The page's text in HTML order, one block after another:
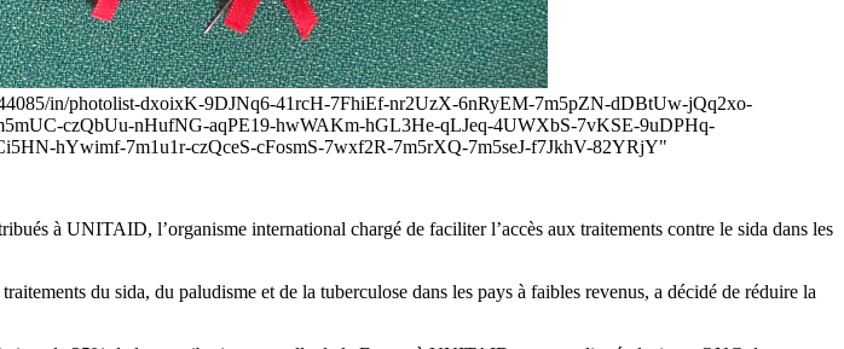
in/photolist-dxoixK-9DJNq6-41rcH-7FhiEf-nr2UzX-6nRyEM-7m5pZN-dDBtUw-jQq2xo-
czQbUu-nHufNG-aqPE19-hwWAKm-hGL3He-qLJeq-4UWXbS-7vKSE-9uDPHq-
hYwimf-7m1u1r-czQceS-cFosmS-7wxf2R-7m5rXQ-7m5seJ-f7JkhV-82YRjY"
à UNITAID, l’organisme international chargé de faciliter l’accès aux traitements contre le sida dans les
du sida, du paludisme et de la tuberculose dans les pays à faibles revenus, a décidé de réduire la